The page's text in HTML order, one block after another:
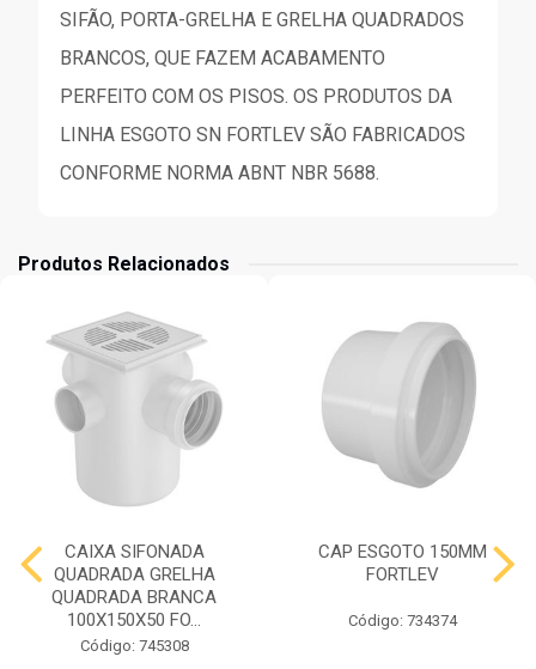
SIFÃO, PORTA-GRELHA E GRELHA QUADRADOS
BRANCOS, QUE FAZEM ACABAMENTO
PERFEITO COM OS PISOS. OS PRODUTOS DA
LINHA ESGOTO SN FORTLEV SÃO FABRICADOS
CONFORME NORMA ABNT NBR 5688.
Produtos Relacionados
CAIXA SIFONADA
QUADRADA GRELHA
QUADRADA BRANCA
100X150X50 FO...
Código: 745308
CAP ESGOTO 150MM
FORTLEV
Código: 734374